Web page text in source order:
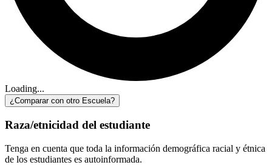
Loading...
¿Comparar con otro Escuela?
Raza/etnicidad del estudiante
Tenga en cuenta que toda la información demográfica racial y étnica
de los estudiantes es autoinformada.